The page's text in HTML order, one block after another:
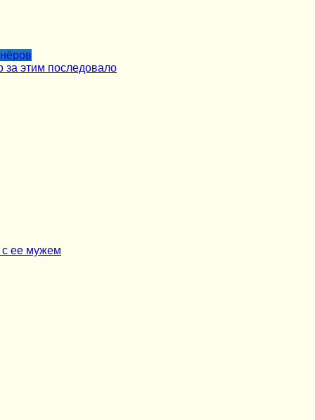
за этим последовало
ее мужем